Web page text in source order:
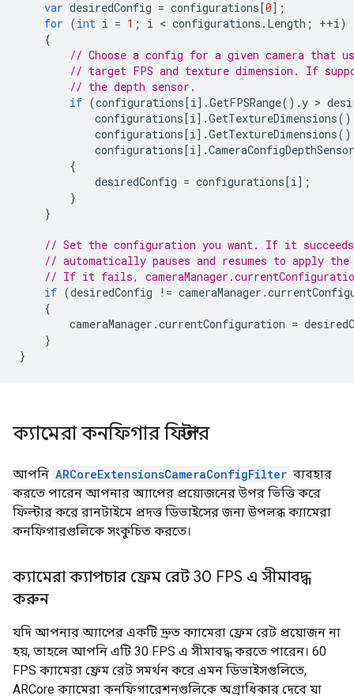
var desiredConfig = configurations [0];
for (int i = 1 ; i < configurations . Length ; ++i)
{
// Choose a config for a given camera that
// target FPS and texture dimension. If
// the depth sensor.
if (configurations [i].GetFPSRange().y >
configurations [i].GetTextureDimensions
configurations [i].GetTextureDimensions
configurations [i].
{
desiredConfig = configurations [i];
}
}
// Set the configuration you want. If it
// automatically pauses and resumes to apply
// If it fails,
if (desiredConfig != cameraManager .
{
cameraManager .currentConfiguration =
}
}
ক্যামেরা কনফিগার ফিল্টার
আপনি ARCoreExtensionsCameraConfigFilter ব্যবহার
করতে পারেন আপনার অ্যাপের প্রয়োজনের উপর ভিত্তি করে
ফিল্টার করে রানটাইমে প্রদত্ত ডিভাইসের জন্য উপলব্ধ ক্যামেরা
কনফিগারগুলিকে সংকুচিত করতে।
ক্যামেরা ক্যাপচার ফ্রেম রেট 30 FPS এ সীমাবদ্ধ
করুন
যদি আপনার অ্যাপের একটি দ্রুত ক্যামেরা ফ্রেম রেট প্রয়োজন না
হয়, তাহলে আপনি এটি 30 FPS এ সীমাবদ্ধ করতে পারেন। 60
FPS ক্যামেরা ফ্রেম রেট সমর্থন করে এমন ডিভাইসগুলিতে,
ARCore ক্যামেরা কনফিগারেশনগুলিকে অগ্রাধিকার দেবে যা